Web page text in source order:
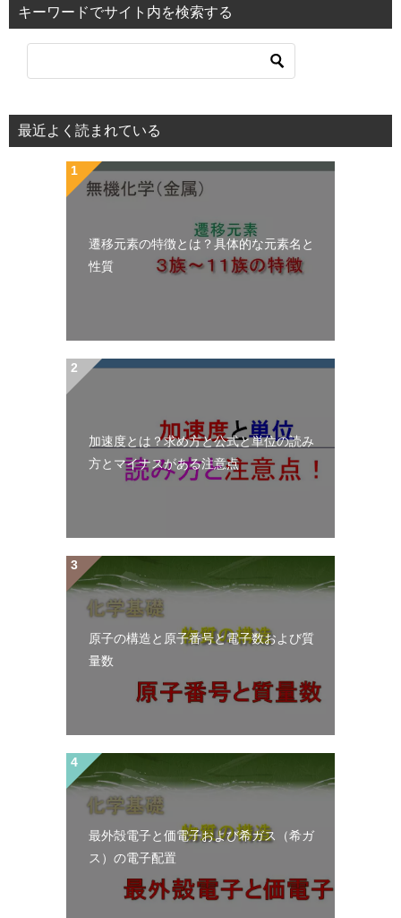
キーワードでサイト内を検索する
最近よく読まれている
遷移元素の特徴とは？具体的な元素名と
性質
加速度とは？求め方と公式と単位の読み
方とマイナスがある注意点
原子の構造と原子番号と電子数および質
量数
最外殻電子と価電子および希ガス（希ガ
ス）の電子配置